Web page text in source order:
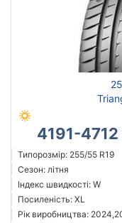
4191-4712
Типорозмір: 255/55 R19
Сезон: літня
Індекс швидкості: W
Посиленість: XL
Рік виробництва: